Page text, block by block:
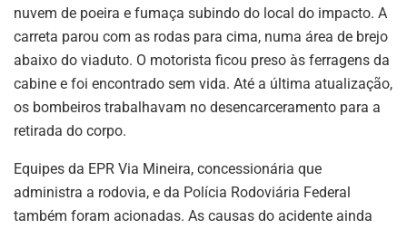
nuvem de poeira e fumaça subindo do local do impacto. A
carreta parou com as rodas para cima, numa área de brejo
abaixo do viaduto. O motorista ficou preso às ferragens da
cabine e foi encontrado sem vida. Até a última atualização,
os bombeiros trabalhavam no desencarceramento para a
retirada do corpo.
Equipes da EPR Via Mineira, concessionária que
administra a rodovia, e da Polícia Rodoviária Federal
também foram acionadas. As causas do acidente ainda